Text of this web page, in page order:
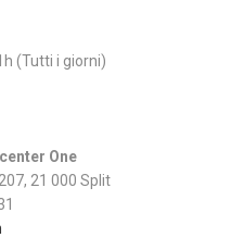
(Tutti i giorni)
One
21 000 Split